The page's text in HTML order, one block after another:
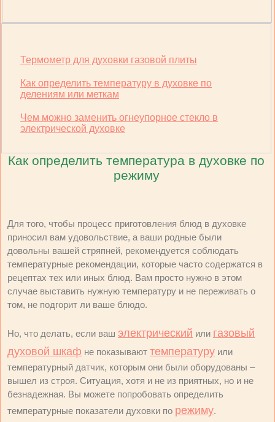
Термометр для духовки газовой плиты
Как определить температуру в духовке по
делениям или меткам
Чем можно заменить огнеупорное стекло в
электрической духовке
Как определить температура в духовке по
режиму
Для того, чтобы процесс приготовления блюд в духовке
приносил вам удовольствие, а ваши родные были
довольны вашей стряпней, рекомендуется соблюдать
температурные рекомендации, которые часто содержатся в
рецептах тех или иных блюд. Вам просто нужно в этом
случае выставить нужную температуру и не переживать о
том, не подгорит ли ваше блюдо.
Но, что делать, если ваш электрический или газовый
духовой шкаф не показывают температуру или
температурный датчик, которым они были оборудованы –
вышел из строя. Ситуация, хотя и не из приятных, но и не
безнадежная. Вы можете попробовать определить
температурные показатели духовки по режиму.